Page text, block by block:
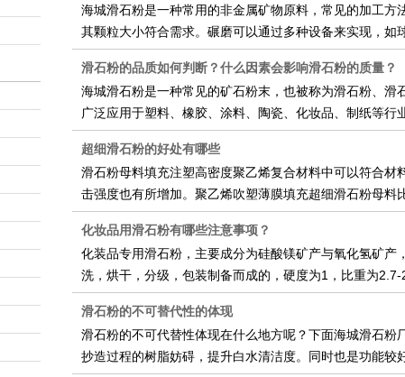
海城滑石粉是一种常用的非金属矿物原料，常见的加工
其颗粒大小符合需求。碾磨可以通过多种设备来实现，
滑石粉的品质如何判断？什么因素会影响滑石粉的质量？
海城滑石粉是一种常见的矿石粉末，也被称为滑石粉、
广泛应用于塑料、橡胶、涂料、陶瓷、化妆品、制纸等
超细滑石粉的好处有哪些
滑石粉母料填充注塑高密度聚乙烯复合材料中可以符合
击强度也有所增加。聚乙烯吹塑薄膜填充超细滑石粉母
化妆品用滑石粉有哪些注意事项？
化装品专用滑石粉，主要成分为硅酸镁矿产与氧化氢矿
洗，烘干，分级，包装制备而成的，硬度为1，比重为
滑石粉的不可替代性的体现
滑石粉的不可代替性体现在什么地方呢？下面海城滑石
抄造过程的树脂妨碍，提升白水清洁度。同时也是功能